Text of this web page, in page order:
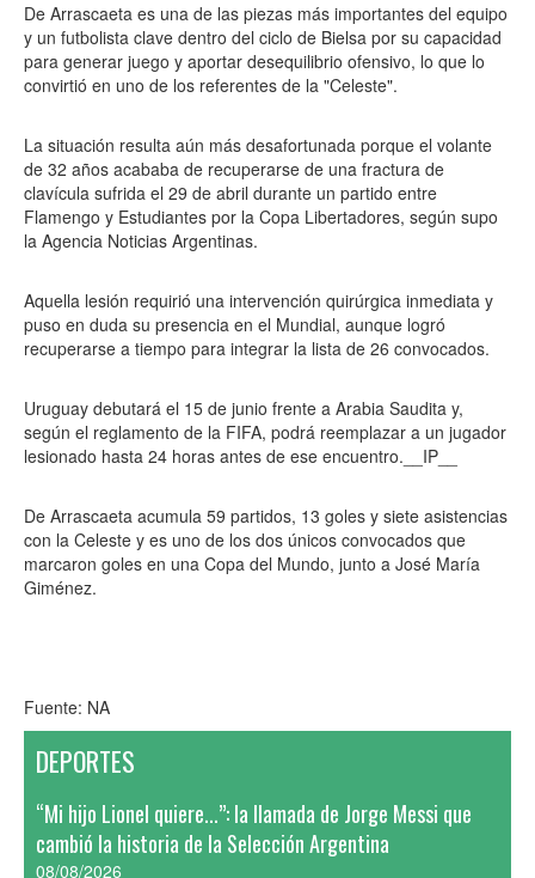
De Arrascaeta es una de las piezas más importantes del equipo
y un futbolista clave dentro del ciclo de Bielsa por su capacidad
para generar juego y aportar desequilibrio ofensivo, lo que lo
convirtió en uno de los referentes de la "Celeste".
La situación resulta aún más desafortunada porque el volante
de 32 años acababa de recuperarse de una fractura de
clavícula sufrida el 29 de abril durante un partido entre
Flamengo y Estudiantes por la Copa Libertadores, según supo
la Agencia Noticias Argentinas.
Aquella lesión requirió una intervención quirúrgica inmediata y
puso en duda su presencia en el Mundial, aunque logró
recuperarse a tiempo para integrar la lista de 26 convocados.
Uruguay debutará el 15 de junio frente a Arabia Saudita y,
según el reglamento de la FIFA, podrá reemplazar a un jugador
lesionado hasta 24 horas antes de ese encuentro.__IP__
De Arrascaeta acumula 59 partidos, 13 goles y siete asistencias
con la Celeste y es uno de los dos únicos convocados que
marcaron goles en una Copa del Mundo, junto a José María
Giménez.
Fuente: NA
DEPORTES
“Mi hijo Lionel quiere...”: la llamada de Jorge Messi que
cambió la historia de la Selección Argentina
08/08/2026